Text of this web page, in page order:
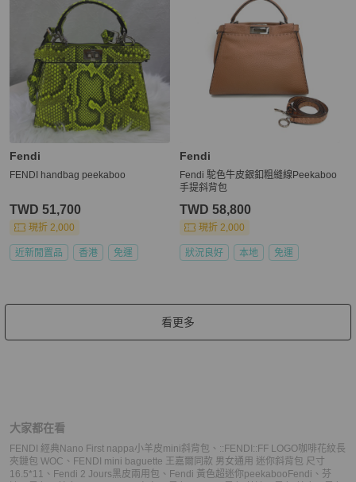
Fendi
FENDI handbag peekaboo
TWD 51,700
現折 2,000
近新閒置品 香港 免運
Fendi
Fendi 駝色牛皮銀釦粗縫線Peekaboo
手提斜背包
TWD 58,800
現折 2,000
狀況良好 本地 免運
看更多
大家都在看
FENDI 經典Nano First nappa小羊皮mini斜背包 、 ::FENDI::FF LOGO咖啡花紋長
夾鏈包 WOC 、 FENDI mini baguette 王嘉爾同款 男女通用 迷你斜背包 尺寸
16.5*11 、 Fendi 2 Jours黑皮兩用包 、 Fendi 黃色超迷你peekabooFendi 、 芬